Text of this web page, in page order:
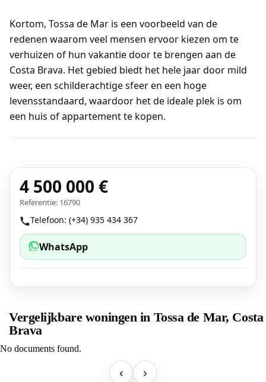
Kortom, Tossa de Mar is een voorbeeld van de
redenen waarom veel mensen ervoor kiezen om te
verhuizen of hun vakantie door te brengen aan de
Costa Brava. Het gebied biedt het hele jaar door mild
weer, een schilderachtige sfeer en een hoge
levensstandaard, waardoor het de ideale plek is om
een huis of appartement te kopen.
4 500 000 €
Referentie: 16790
Telefoon: (+34) 935 434 367
WhatsApp
Vergelijkbare woningen in Tossa de Mar, Costa
Brava
No documents found.
‹ ›